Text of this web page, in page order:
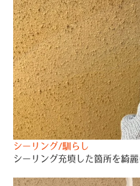
シーリング/馴らし
シーリング充填した箇所を綺麗